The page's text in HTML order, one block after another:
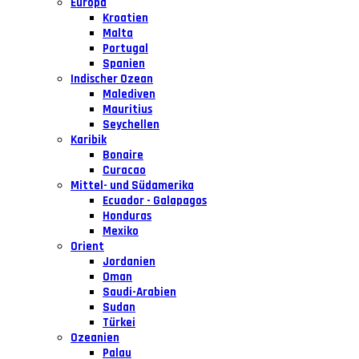
Europa
Kroatien
Malta
Portugal
Spanien
Indischer Ozean
Malediven
Mauritius
Seychellen
Karibik
Bonaire
Curacao
Mittel- und Südamerika
Ecuador - Galapagos
Honduras
Mexiko
Orient
Jordanien
Oman
Saudi-Arabien
Sudan
Türkei
Ozeanien
Palau